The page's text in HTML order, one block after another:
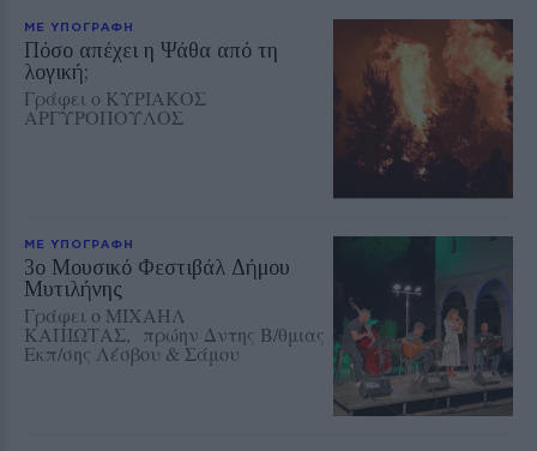
ΜΕ ΥΠΟΓΡΑΦΗ
Πόσο απέχει η Ψάθα από τη
λογική;
Γράφει ο ΚΥΡΙΑΚΟΣ
ΑΡΓΥΡΟΠΟΥΛΟΣ
ΜΕ ΥΠΟΓΡΑΦΗ
3ο Μουσικό Φεστιβάλ Δήμου
Μυτιλήνης
Γράφει ο ΜΙΧΑΗΛ
ΚΑΠΙΩΤΑΣ, πρώην Δντης Β/θμιας
Εκπ/σης Λέσβου & Σάμου